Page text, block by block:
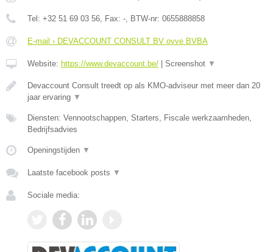
Tel: +32 51 69 03 56, Fax: -, BTW-nr: 0655888858
E-mail › DEVACCOUNT CONSULT BV ovve BVBA
Website: https://www.devaccount.be/ Screenshot ▼
Devaccount Consult treedt op als KMO-adviseur met meer dan 20
jaar ervaring ▼
Diensten: Vennootschappen, Starters, Fiscale werkzaamheden,
Bedrijfsadvies
Openingstijden ▼
Laatste facebook posts ▼
Sociale media: